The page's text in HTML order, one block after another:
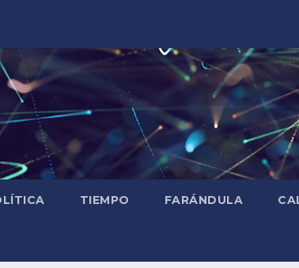
TIEMPO FARÁNDULA